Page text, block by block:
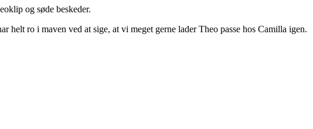
og søde beskeder.
ro i maven ved at sige, at vi meget gerne lader Theo passe hos Camilla igen.